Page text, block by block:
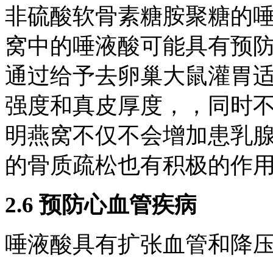
非硫酸软骨素糖胺聚糖的
窝中的唾液酸可能具有预
通过给予去卵巢大鼠灌胃
强度和真皮厚度，，同时
明燕窝不仅不会增加患乳
的骨质疏松也有积极的作
2.6 预防心血管疾病
唾液酸具有扩张血管和降